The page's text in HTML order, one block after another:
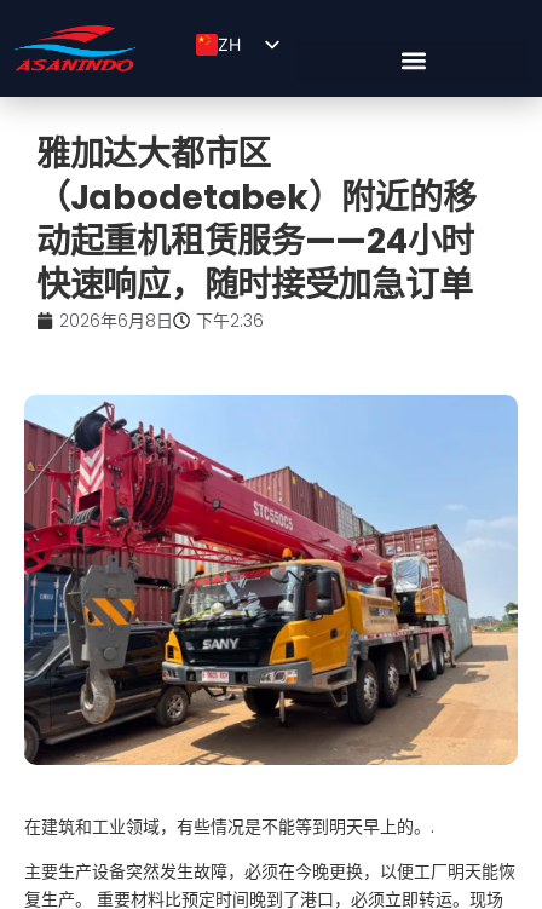
ZH
雅加达大都市区
（Jabodetabek）附近的移
动起重机租赁服务——24小时
快速响应，随时接受加急订单
2026年6月8日 下午2:36
在建筑和工业领域，有些情况是不能等到明天早上的。.
主要生产设备突然发生故障，必须在今晚更换，以便工厂明天能恢
复生产。 重要材料比预定时间晚到了港口，必须立即转运。现场